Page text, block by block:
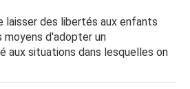
laisser des libertés aux enfants
moyens d'adopter un
aux situations dans lesquelles on